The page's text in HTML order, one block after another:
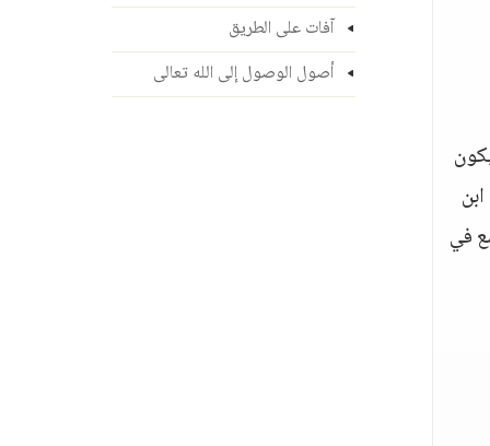
في
آفات على الطريق
أصول الوصول إلى الله تعالى